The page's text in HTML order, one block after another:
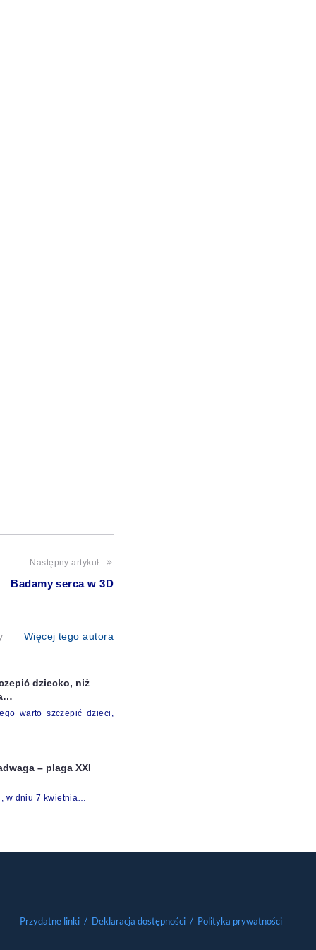
Następny artykuł
Badamy serca w 3D
Więcej tego autora
dziecko, niż
warto szczepić dzieci,
– plaga XXI
w dniu 7 kwietnia…
Przydatne linki / Deklaracja dostępności / Polityka prywatności